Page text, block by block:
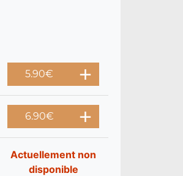
5.90€
6.90€
Actuellement non
disponible